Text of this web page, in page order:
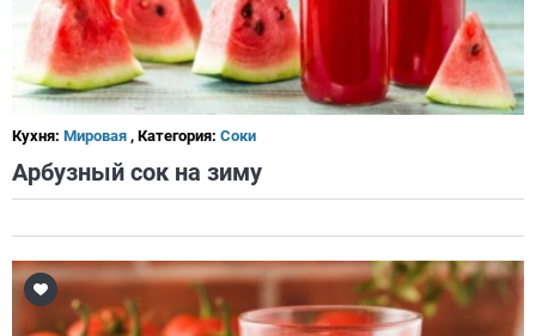
Кухня: Мировая , Категория: Соки
Арбузный сок на зиму